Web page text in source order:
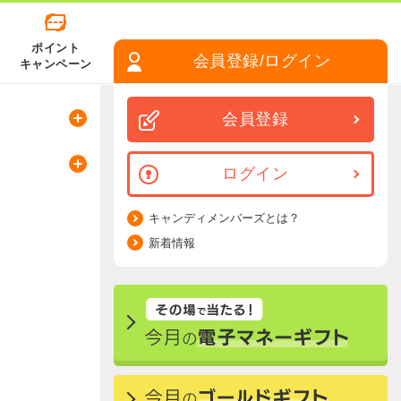
ポイント
キャンペーン
会員登録/ログイン
会員登録
ログイン
キャンディメンバーズとは？
新着情報